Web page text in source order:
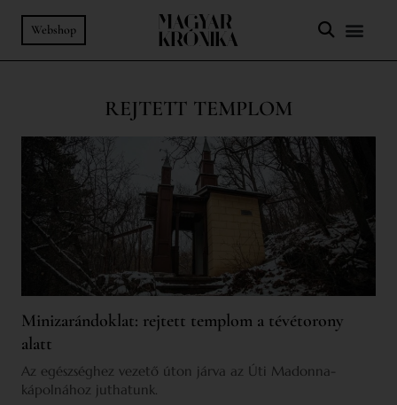
Webshop
REJTETT TEMPLOM
Minizarándoklat: rejtett templom a tévétorony
alatt
Az egészséghez vezető úton járva az Úti Madonna-
kápolnához juthatunk.